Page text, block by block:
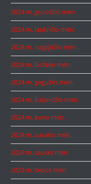
2024 m. gruodžio mėn.
2024 m. lapkričio mėn.
2024 m. rugpjūčio mėn.
2024 m. birželio mėn.
2024 m. gegužės mėn.
2024 m. balandžio mėn.
2024 m. kovo mėn.
2024 m. vasario mėn.
2024 m. sausio mėn.
2023 m. liepos mėn.